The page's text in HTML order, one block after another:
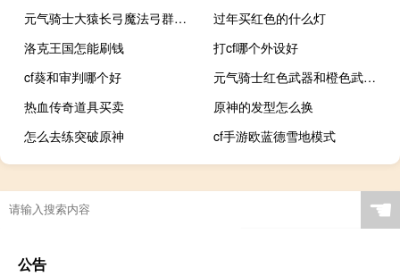
元气骑士大猿长弓魔法弓群星之弓哪个好用
过年买红色的什么灯
洛克王国怎能刷钱
打cf哪个外设好
cf葵和审判哪个好
元气骑士红色武器和橙色武器哪个好
热血传奇道具买卖
原神的发型怎么换
怎么去练突破原神
cf手游欧蓝德雪地模式
☚
公告